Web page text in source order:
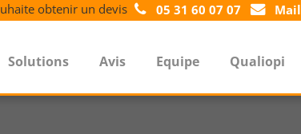
obtenir un devis 05 31 60 07 07 Mail
Solutions Avis Equipe Qualiopi